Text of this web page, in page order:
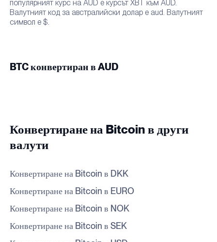
популярният курс на AUD е курсът XBT към AUD.
Валутният код за австралийски долар е aud. Валутният
символ е $.
BTC конвертиран в AUD
Конвертиране на Bitcoin в други
валути
Конвертиране на Bitcoin в DKK
Конвертиране на Bitcoin в EURO
Конвертиране на Bitcoin в NOK
Конвертиране на Bitcoin в SEK